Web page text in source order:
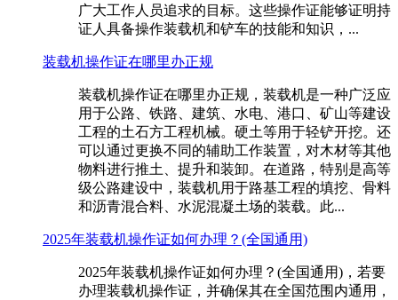
广大工作人员追求的目标。这些操作证能够证明持
证人具备操作装载机和铲车的技能和知识，...
装载机操作证在哪里办正规
装载机操作证在哪里办正规，装载机是一种广泛应
用于公路、铁路、建筑、水电、港口、矿山等建设
工程的土石方工程机械。硬土等用于轻铲开挖。还
可以通过更换不同的辅助工作装置，对木材等其他
物料进行推土、提升和装卸。在道路，特别是高等
级公路建设中，装载机用于路基工程的填挖、骨料
和沥青混合料、水泥混凝土场的装载。此...
2025年装载机操作证如何办理？(全国通用)
2025年装载机操作证如何办理？(全国通用)，若要
办理装载机操作证，并确保其在全国范围内通用，